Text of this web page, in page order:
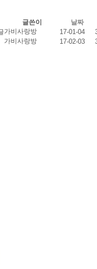
글쓴이
날짜
가비사랑방 17-01-04
가비사랑방 17-02-03